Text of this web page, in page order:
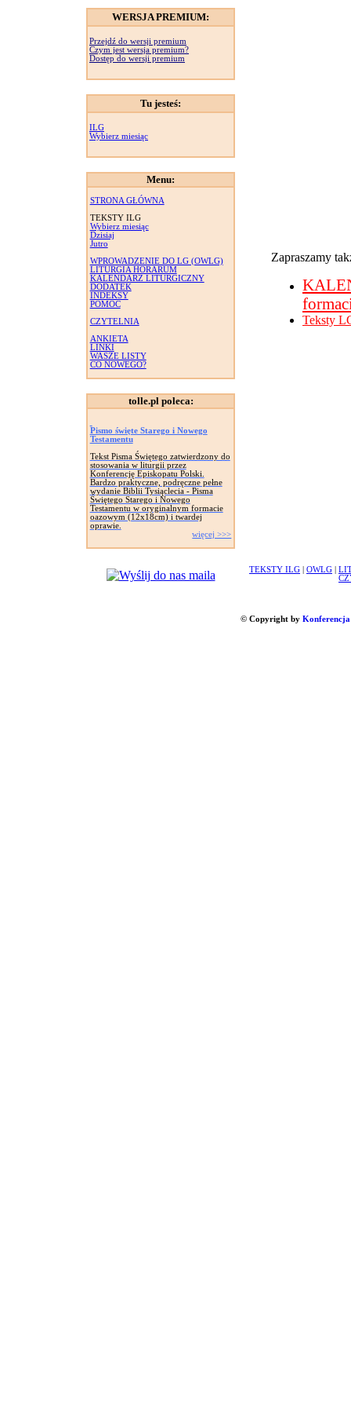
WERSJA PREMIUM:
Przejdź do wersji premium
Czym jest wersja premium?
Dostęp do wersji premium
Tu jesteś:
ILG
Wybierz miesiąc
Menu:
STRONA GŁÓWNA
TEKSTY ILG
Wybierz miesiąc
Dzisiaj
Jutro
WPROWADZENIE DO LG (OWLG)
LITURGIA HORARUM
KALENDARZ LITURGICZNY
DODATEK
INDEKSY
POMOC
CZYTELNIA
ANKIETA
LINKI
WASZE LISTY
CO NOWEGO?
tolle.pl poleca:
Pismo święte Starego i Nowego
Testamentu
Tekst Pisma Świętego zatwierdzony do
stosowania w liturgii przez
Konferencję Episkopatu Polski.
Bardzo praktyczne, podręczne pełne
wydanie Biblii Tysiąclecia - Pisma
Świętego Starego i Nowego
Testamentu w oryginalnym formacie
oazowym (12x18cm) i twardej
oprawie.
więcej >>>
Zapraszamy
Teksty
TEKSTY ILG OWLG
© Copyright by Konferencja